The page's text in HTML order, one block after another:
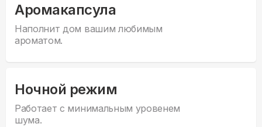
Аромакапсула
Наполнит дом вашим любимым
ароматом.
Ночной режим
Работает с минимальным уровенем
шума.